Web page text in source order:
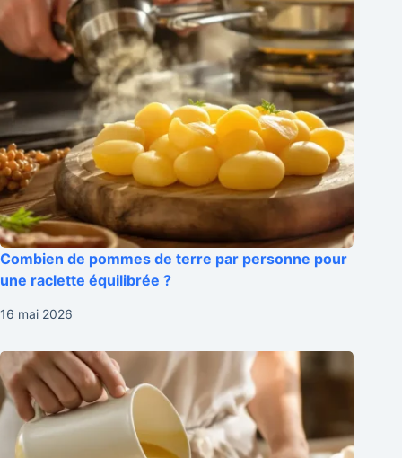
Combien de pommes de terre par personne pour
une raclette équilibrée ?
16 mai 2026